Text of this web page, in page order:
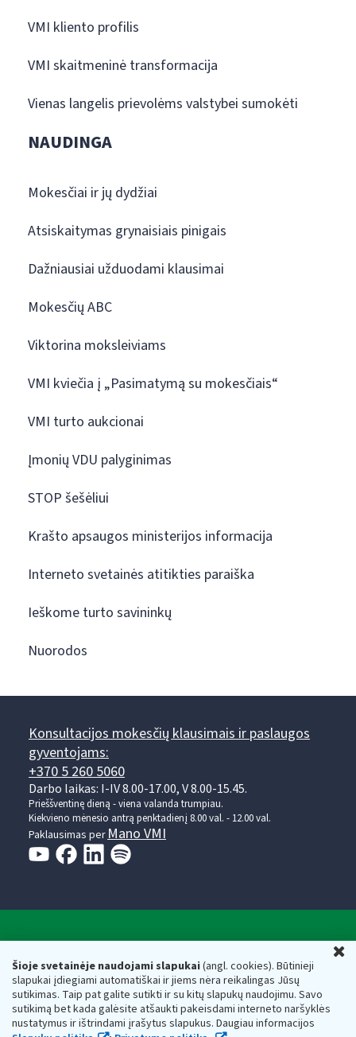
Šioje svetainėje naudojami slapukai(angl. cookies). Būtinieji
slapukai įdiegiami automatiškai ir jiems nėra reikalingas Jūsų
sutikimas. Taip pat galite sutikti ir su kitų slapukų naudojimu. Savo
sutikimą bet kada galėsite atšaukti pakeisdami interneto naršyklės
nustatymus ir ištrindami įrašytus slapukus. Daugiau informacijos
VMI kliento profilis
VMI skaitmeninė transformacija
Vienas langelis prievolėms valstybei sumokėti
NAUDINGA
Mokesčiai ir jų dydžiai
Atsiskaitymas grynaisiais pinigais
Dažniausiai užduodami klausimai
Mokesčių ABC
Viktorina moksleiviams
VMI kviečia į „Pasimatymą su mokesčiais“
VMI turto aukcionai
Įmonių VDU palyginimas
STOP šešėliui
Krašto apsaugos ministerijos informacija
Interneto svetainės atitikties paraiška
Ieškome turto savininkų
Nuorodos
Konsultacijos mokesčių klausimais ir paslaugos
gyventojams:
+370 5 260 5060
Darbo laikas: I-IV 8.00-17.00, V 8.00-15.45.
Prieššventinę dieną - viena valanda trumpiau.
Kiekvieno mėnesio antrą penktadienį 8.00 val. - 12.00 val.
Paklausimas per Mano VMI
Respublikos finansų ministerijos
Biudžetinė įstaiga. Juridinio asmens kodas — 188659752,
adresas: Vasario 16-osios g. 14, 01107 Vilnius, Lietuva, el.paštas:
vmi@vmi.lt, E. pristatymo dėžutės adresas 188659752
Duomenys apie Valstybinę mokesčių inspekciją prie Lietuvos